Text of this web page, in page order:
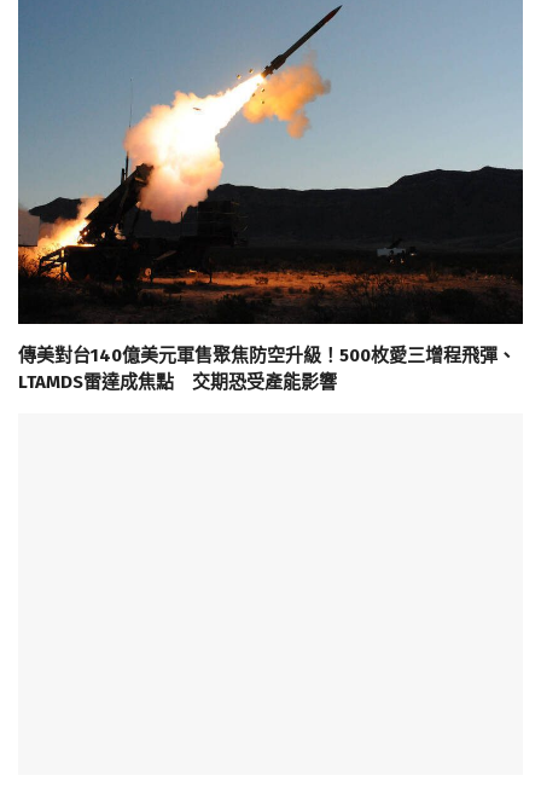
傳美對台140億美元軍售聚焦防空升級！500枚愛三增程飛彈、
LTAMDS雷達成焦點 交期恐受產能影響